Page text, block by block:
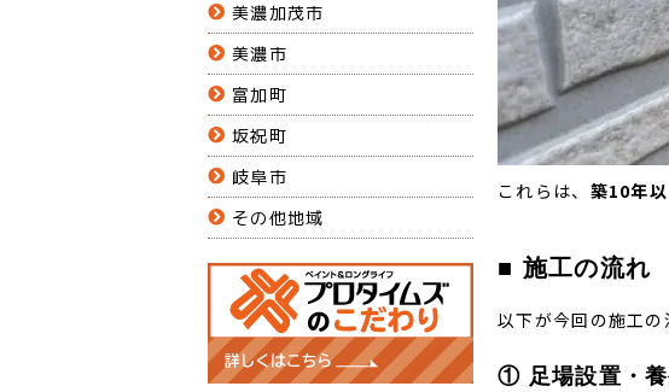
これらは、 築10年
■ 施工の流れ
以下が今回の施工の
① 足場設置・
美濃加茂市
美濃市
富加町
坂祝町
岐阜市
その他地域